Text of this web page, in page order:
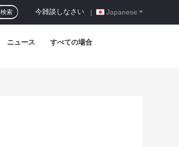
Japanese
今雑談しなさい |
検索
ニュース すべての場合